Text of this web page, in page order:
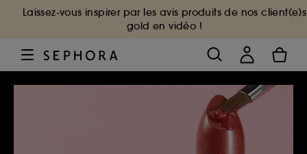
Laissez-vous inspirer par les avis produits de nos client(e)s
gold en vidéo !